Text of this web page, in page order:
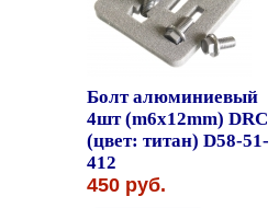
Болт алюминиевый
4шт (m6x12mm) DRC
(цвет: титан) D58-51-
412
450 руб.